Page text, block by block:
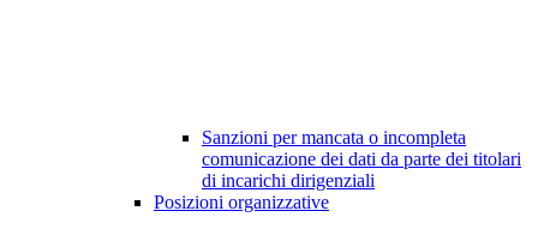
Sanzioni per mancata o incompleta
comunicazione dei dati da parte dei titolari
di incarichi dirigenziali
Posizioni organizzative